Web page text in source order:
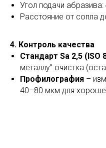
Угол подачи абразива:
Расстояние от сопла
4. Контроль качества
Стандарт Sa 2,5 (ISO
металлу" очистка
Профилография –
40–80 мкм для